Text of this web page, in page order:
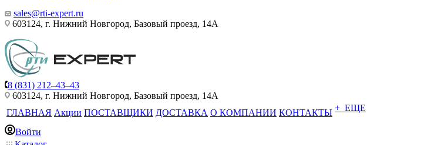
sales@rti-expert.ru
603124, г. Нижний Новгород, Базовый проезд, 14А
8 (831) 212–43–43
603124, г. Нижний Новгород, Базовый проезд, 14А
ГЛАВНАЯ Акции ПОСТАВЩИКИ ДОСТАВКА О КОМПАНИИ КОНТАКТЫ + ЕЩЕ
Войти